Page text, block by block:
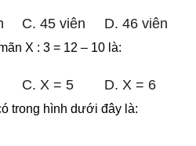
C. 45 viên D. 46 viên
X : 3 = 12 – 10 là:
C. X = 5 D. X = 6
trong hình dưới đây là: